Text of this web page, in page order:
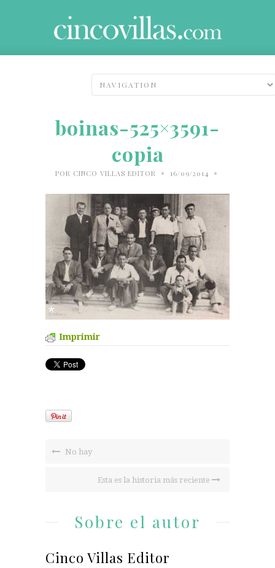
boinas-525×3591-
copia
POR CINCO VILLAS EDITOR • 16/09/2014 •
Imprimir
No hay
Esta es la historia más reciente
Sobre el autor
Cinco Villas Editor